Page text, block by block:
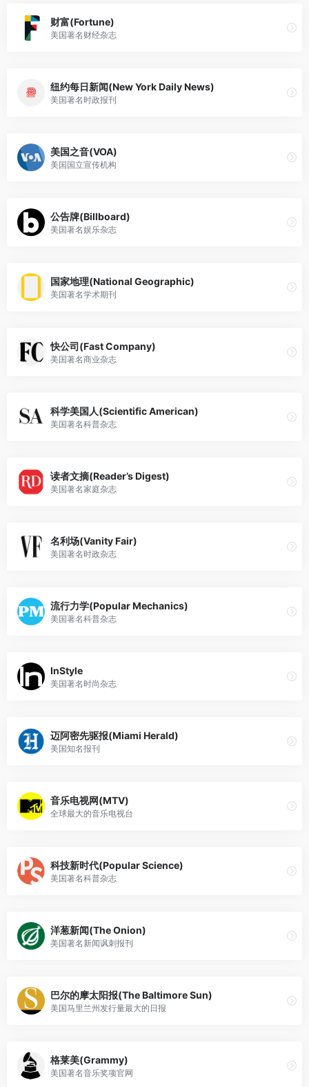
财富(Fortune)
美国著名财经杂志
纽约每日新闻(New York Daily News)
美国著名时政报刊
美国之音(VOA)
美国国立宣传机构
公告牌(Billboard)
美国著名娱乐杂志
国家地理(National Geographic)
美国著名学术期刊
快公司(Fast Company)
美国著名商业杂志
科学美国人(Scientific American)
美国著名科普杂志
读者文摘(Reader’s Digest)
美国著名家庭杂志
名利场(Vanity Fair)
美国著名时政杂志
流行力学(Popular Mechanics)
美国著名科普杂志
InStyle
美国著名时尚杂志
迈阿密先驱报(Miami Herald)
美国知名报刊
音乐电视网(MTV)
全球最大的音乐电视台
科技新时代(Popular Science)
美国著名科普杂志
洋葱新闻(The Onion)
美国著名新闻讽刺报刊
巴尔的摩太阳报(The Baltimore Sun)
美国马里兰州发行量最大的日报
格莱美(Grammy)
美国著名音乐奖项官网